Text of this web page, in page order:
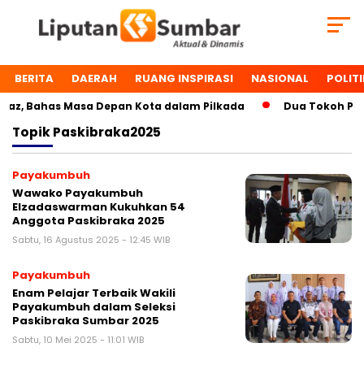
BERITA DAERAH RUANG INSPIRASI NASIONAL
Bahas Masa Depan Kota dalam Pilkada Dua Tokoh
TopikPaskibraka2025
Payakumbuh
Wawako Payakumbuh
Elzadaswarman Kukuhkan 54
Anggota Paskibraka 2025
Sabtu, 16 Agustus 2025 - 12:45 WIB
Payakumbuh
Enam Pelajar Terbaik Wakili
Payakumbuh dalam Seleksi
Paskibraka Sumbar 2025
Sabtu, 10 Mei 2025 - 11:01 WIB